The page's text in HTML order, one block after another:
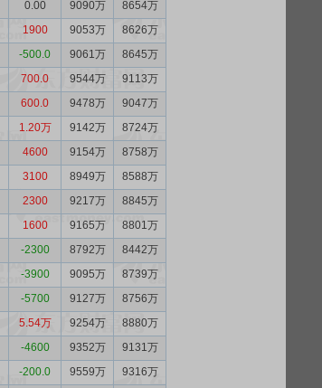
0.00 9090万
8654万
1900 9053万
8626万
-500.0 9061万
8645万
700.0 9544万
9113万
600.0 9478万
9047万
1.20万 9142万
8724万
4600 9154万
8758万
3100 8949万
8588万
2300 9217万
8845万
1600 9165万
8801万
-2300 8792万
8442万
-3900 9095万
8739万
-5700 9127万
8756万
5.54万 9254万
8880万
-4600 9352万
9131万
-200.0 9559万
9316万